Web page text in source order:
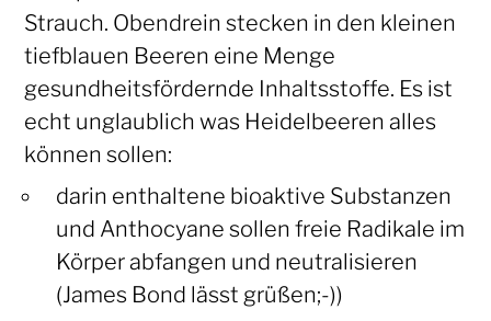
Strauch. Obendrein stecken in den kleinen
tiefblauen Beeren eine Menge
gesundheitsfördernde Inhaltsstoffe. Es ist
echt unglaublich was Heidelbeeren alles
können sollen:
darin enthaltene bioaktive Substanzen
und Anthocyane sollen freie Radikale im
Körper abfangen und neutralisieren
(James Bond lässt grüßen;-))